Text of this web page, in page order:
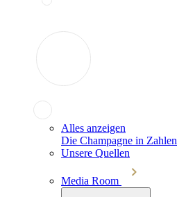
Alles anzeigen
Die Champagne in Zahlen
Unsere Quellen
Media Room